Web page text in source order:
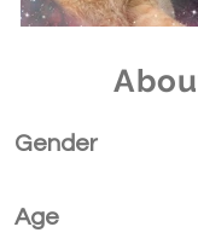
Gender
Age